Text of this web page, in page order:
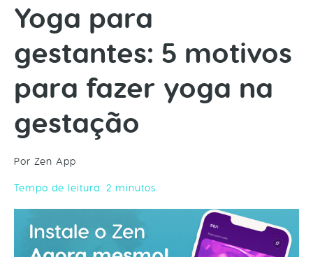
Yoga para
gestantes: 5 motivos
para fazer yoga na
gestação
Por Zen App
Tempo de leitura: 2 minutos